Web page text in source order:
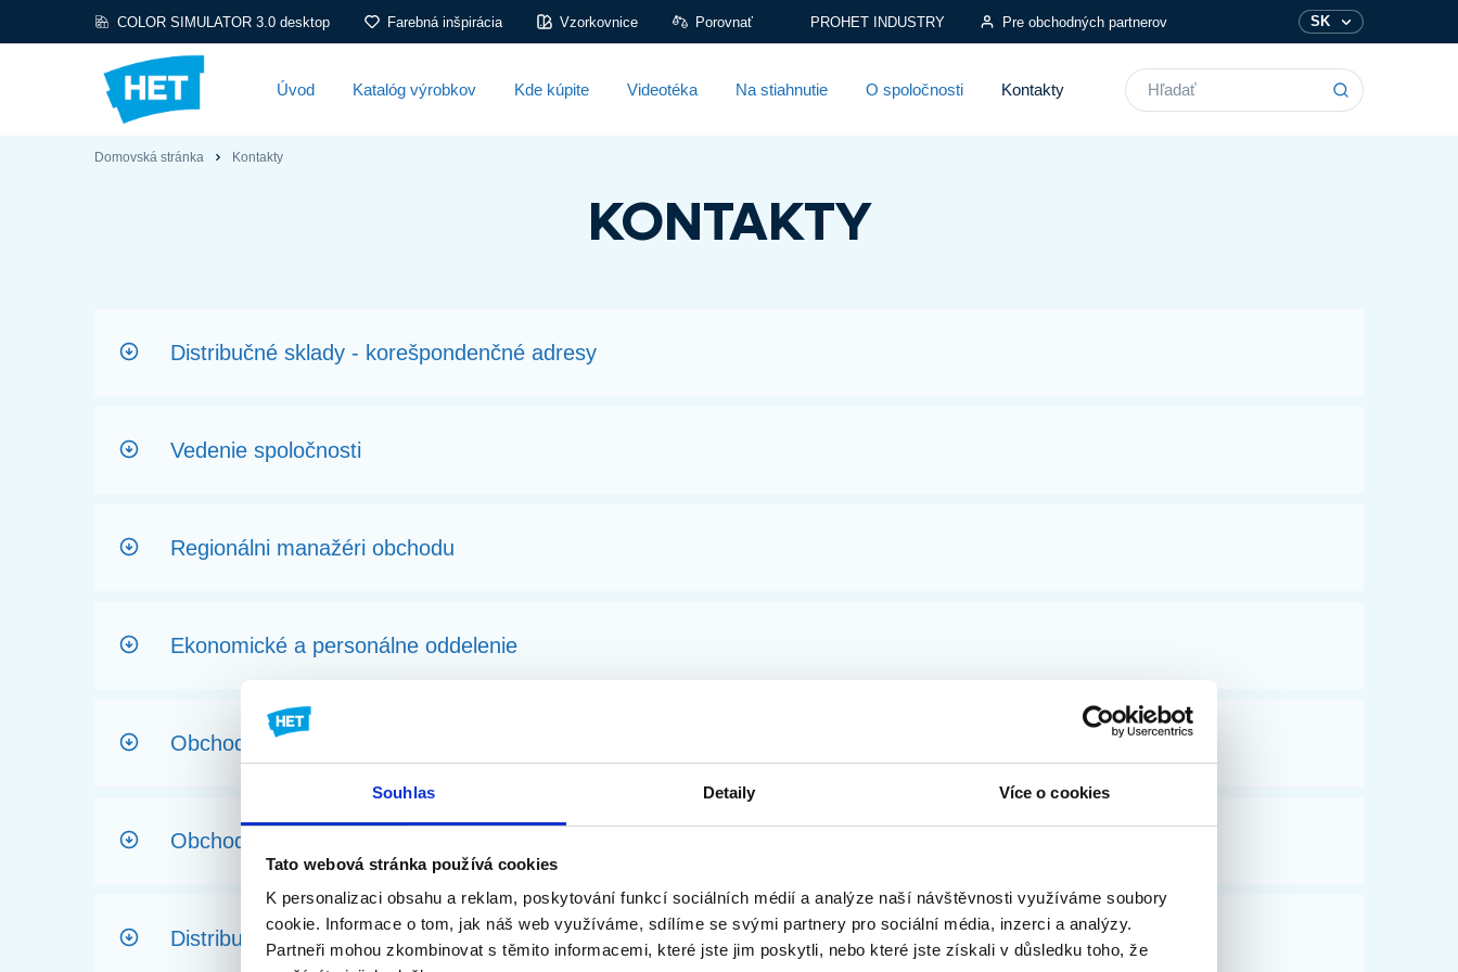
Souhlas Detaily Více o cookies
Tato webová stránka používá cookies
K personalizaci obsahu a reklam, poskytování funkcí sociálních médií a analýze naší návštěvnosti využíváme soubory
cookie. Informace o tom, jak náš web využíváme, sdílíme se svými partnery pro sociální média, inzerci a analýzy.
Partneři mohou zkombinovat s těmito informacemi, které jste jim poskytli, nebo které jste získali v důsledku toho, že
COLOR SIMULATOR 3.0 desktop Farebná inšpirácia Vzorkovnice Porovnať PROHET INDUSTRY Pre obchodných partnerov SK
Úvod Katalóg výrobkov Kde kúpite Videotéka Na stiahnutie O spoločnosti Kontakty Vyhľadávanie
Domovská stránka Kontakty
KONTAKTY
Distribučné sklady - korešpondenčné adresy
Vedenie spoločnosti
Regionálni manažéri obchodu
Ekonomické a personálne oddelenie
Obchodno-technický servis
Obchodno-technický servis pre priemyselných zákazníkov - PROHET
Distribučný sklad - Galanta